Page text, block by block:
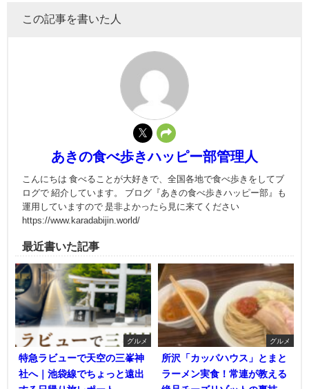
この記事を書いた人
あきの食べ歩きハッピー部管理人
こんにちは 食べることが大好きで、全国各地で食べ歩きをしてブ
ログで 紹介しています。 ブログ『あきの食べ歩きハッピー部』も
運用していますので 是非よかったら見に来てください
https://www.karadabijin.world/
最近書いた記事
グルメ
特急ラビューで天空の三峯神
社へ｜池袋線でちょっと遠出
グルメ
所沢「カッパハウス」とまと
ラーメン実食！常連が教える